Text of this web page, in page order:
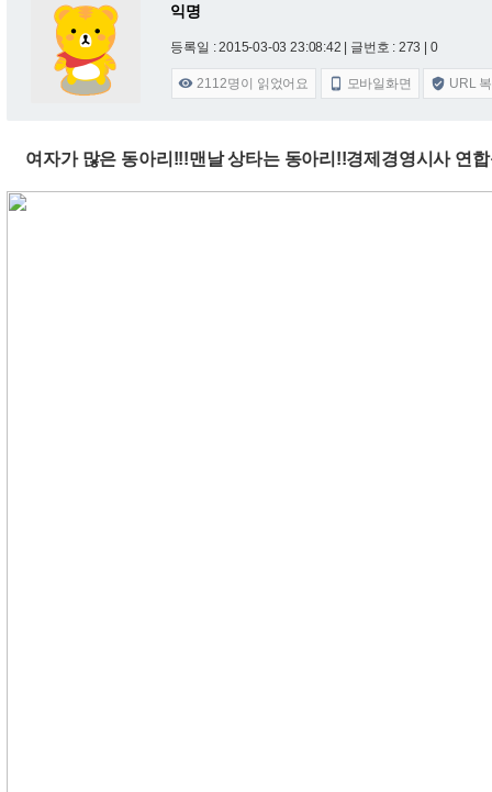
익명
등록일 : 2015-03-03 23:08:42 | 글번호 : 273 | 0
 2112명이 읽었어요  모바일화면  URL
여자가 많은 동아리!!!맨날 상타는 동아리!!경제경영시사 연